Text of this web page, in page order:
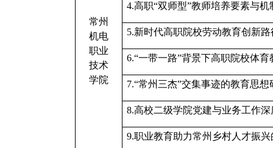
常州
机电
职业
技术
学院
4.高职“双师型”教师培养要素与机
5.新时代高职院校劳动教育创新
6.“一带一路”背景下高职院校体
7.“常州三杰”交集事迹的教育思想
8.高校二级学院党建与业务工作
9.职业教育助力常州乡村人才振